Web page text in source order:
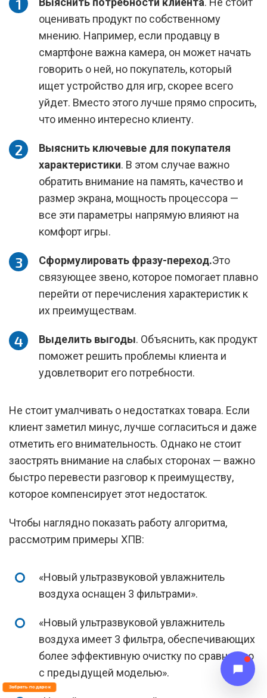
оценивать продукт по собственному
мнению. Например, если продавцу в
смартфоне важна камера, он может начать
говорить о ней, но покупатель, который
ищет устройство для игр, скорее всего
уйдет. Вместо этого лучше прямо спросить,
что именно интересно клиенту.
Выяснить ключевые для покупателя
характеристики. В этом случае важно
обратить внимание на память, качество и
размер экрана, мощность процессора —
все эти параметры напрямую влияют на
комфорт игры.
Сформулировать фразу-переход.Это
связующее звено, которое помогает плавно
перейти от перечисления характеристик к
их преимуществам.
Выделить выгоды. Объяснить, как продукт
поможет решить проблемы клиента и
удовлетворит его потребности.
Не стоит умалчивать о недостатках товара. Если
клиент заметил минус, лучше согласиться и даже
отметить его внимательность. Однако не стоит
заострять внимание на слабых сторонах — важно
быстро перевести разговор к преимуществу,
которое компенсирует этот недостаток.
Чтобы наглядно показать работу алгоритма,
рассмотрим примеры ХПВ:
«Новый ультразвуковой увлажнитель
воздуха оснащен 3 фильтрами».
«Новый ультразвуковой увлажнитель
воздуха имеет 3 фильтра, обеспечивающих
более эффективную очистку по сравнению
с предыдущей моделью».
Забрать подарок